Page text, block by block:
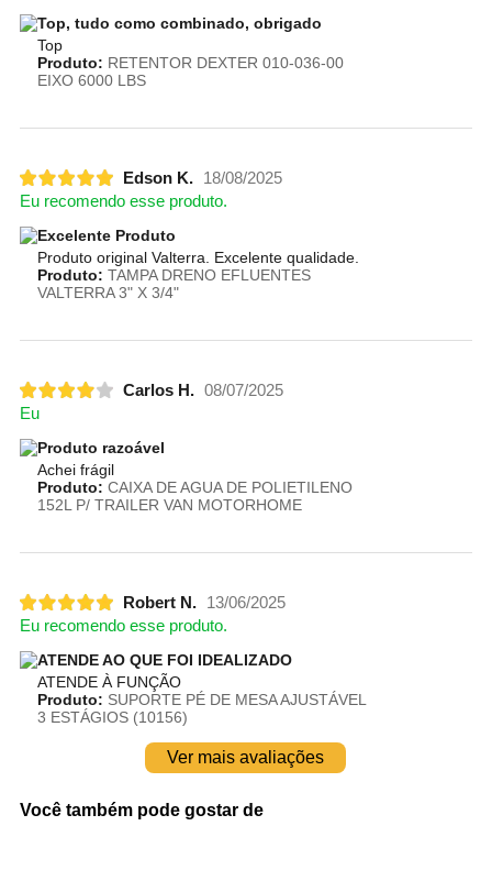
Top, tudo como combinado, obrigado
Top
Produto: RETENTOR DEXTER 010-036-00
EIXO 6000 LBS
Edson K.
18/08/2025
Eu recomendo esse produto.
Excelente Produto
Produto original Valterra. Excelente qualidade.
Produto: TAMPA DRENO EFLUENTES
VALTERRA 3" X 3/4"
Carlos H. 08/07/2025
Eu
Produto razoável
Achei frágil
Produto: CAIXA DE AGUA DE POLIETILENO
152L P/ TRAILER VAN MOTORHOME
Robert N.
13/06/2025
Eu recomendo esse produto.
ATENDE AO QUE FOI IDEALIZADO
ATENDE À FUNÇÃO
Produto: SUPORTE PÉ DE MESA AJUSTÁVEL
3 ESTÁGIOS (10156)
Ver mais avaliações
Você também pode gostar de